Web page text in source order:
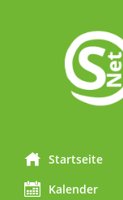
Startseite
Kalender